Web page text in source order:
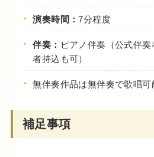
演奏時間：7分程度
伴奏： ピアノ伴奏（公式伴
者持込も可）
無伴奏作品は無伴奏で歌唱可
補足事項